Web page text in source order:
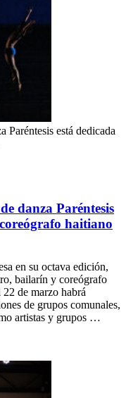
está dedicada
danza Paréntesis
haitiano
en su octava edición,
bailarín y coreógrafo
de marzo habrá
de grupos comunales,
artistas y grupos …